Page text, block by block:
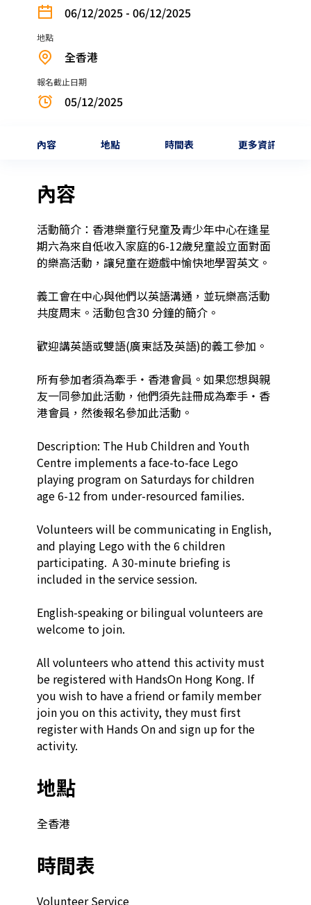
06/12/2025 - 06/12/2025
地點
全香港
報名截止日期
05/12/2025
內容 地點 時間表 更多資訊
內容
活動簡介：香港樂童行兒童及青少年中心在逢星
期六為來自低收入家庭的6-12歲兒童設立面對面
的樂高活動，讓兒童在遊戲中愉快地學習英文。
義工會在中心與他們以英語溝通，並玩樂高活動
共度周末。活動包含30 分鐘的簡介。
歡迎講英語或雙語(廣東話及英語)的義工參加。
所有參加者須為牽手‧香港會員。如果您想與親
友一同參加此活動，他們須先註冊成為牽手‧香
港會員，然後報名參加此活動。
Description: The Hub Children and Youth
Centre implements a face-to-face Lego
playing program on Saturdays for children
age 6-12 from under-resourced families.
Volunteers will be communicating in English,
and playing Lego with the 6 children
participating.  A 30-minute briefing is
included in the service session.
English-speaking or bilingual volunteers are
welcome to join.
All volunteers who attend this activity must
be registered with HandsOn Hong Kong. If
you wish to have a friend or family member
join you on this activity, they must first
register with Hands On and sign up for the
activity.
地點
全香港
時間表
Volunteer Service